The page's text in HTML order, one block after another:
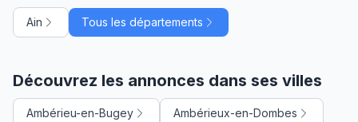
Ain Tous les départements
Découvrez les annonces dans ses villes
Ambérieu-en-Bugey Ambérieux-en-Dombes